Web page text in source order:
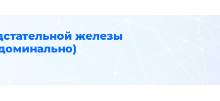
железы